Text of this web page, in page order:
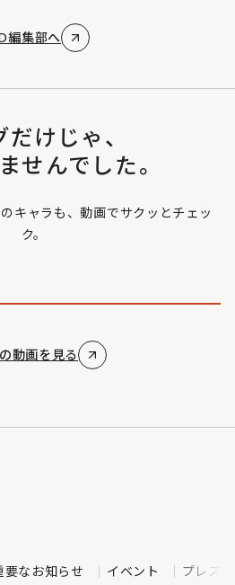
編集部へ
けじゃ、
せんでした。
キャラも、動画でサクッとチェッ
ク。
動画を見る
要なお知らせ イベント プレス